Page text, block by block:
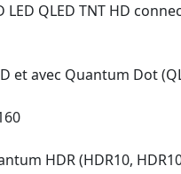
LED QLED TNT HD
et avec Quantum Dot
HDR (HDR10,